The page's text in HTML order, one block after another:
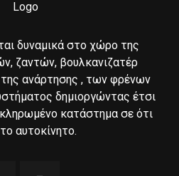
δυναμικά στο χώρο της
ζαντών, βουλκανιζατέρ
ανάρτησης , των φρένων
δημιοργώντας έτσι
κατάστημα σε ότι
αυτοκίνητο.